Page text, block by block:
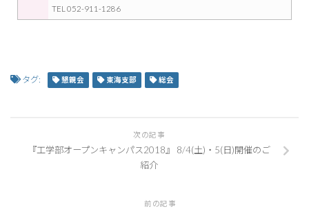
TEL 052-911-1286
タグ: 懇親会 東海支部 総会
次の記事
『工学部オープンキャンパス2018』 8/4(土)・5(日)開催のご
紹介
前の記事